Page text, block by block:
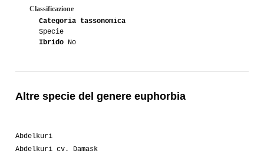
Classificazione
Categoria tassonomica
Specie
Ibrido No
Altre specie del genere euphorbia
Abdelkuri
Abdelkuri cv. Damask